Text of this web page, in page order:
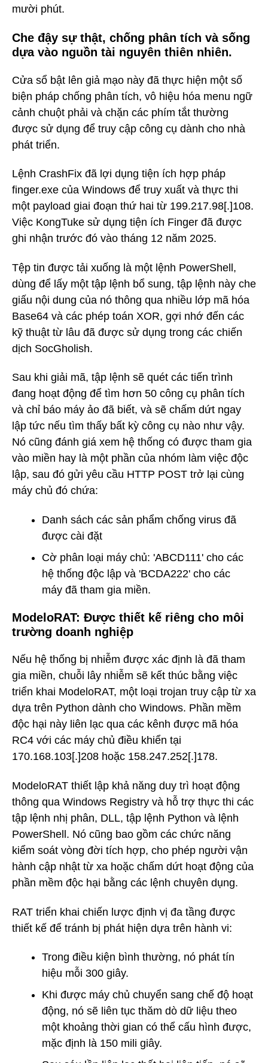
mười phút.
Che đậy sự thật, chống phân tích và sống
dựa vào nguồn tài nguyên thiên nhiên.
Cửa sổ bật lên giả mạo này đã thực hiện một số
biện pháp chống phân tích, vô hiệu hóa menu ngữ
cảnh chuột phải và chặn các phím tắt thường
được sử dụng để truy cập công cụ dành cho nhà
phát triển.
Lệnh CrashFix đã lợi dụng tiện ích hợp pháp
finger.exe của Windows để truy xuất và thực thi
một payload giai đoạn thứ hai từ 199.217.98[.]108.
Việc KongTuke sử dụng tiện ích Finger đã được
ghi nhận trước đó vào tháng 12 năm 2025.
Tệp tin được tải xuống là một lệnh PowerShell,
dùng để lấy một tập lệnh bổ sung, tập lệnh này che
giấu nội dung của nó thông qua nhiều lớp mã hóa
Base64 và các phép toán XOR, gợi nhớ đến các
kỹ thuật từ lâu đã được sử dụng trong các chiến
dịch SocGholish.
Sau khi giải mã, tập lệnh sẽ quét các tiến trình
đang hoạt động để tìm hơn 50 công cụ phân tích
và chỉ báo máy ảo đã biết, và sẽ chấm dứt ngay
lập tức nếu tìm thấy bất kỳ công cụ nào như vậy.
Nó cũng đánh giá xem hệ thống có được tham gia
vào miền hay là một phần của nhóm làm việc độc
lập, sau đó gửi yêu cầu HTTP POST trở lại cùng
máy chủ đó chứa:
Danh sách các sản phẩm chống virus đã
được cài đặt
Cờ phân loại máy chủ: 'ABCD111' cho các
hệ thống độc lập và 'BCDA222' cho các
máy đã tham gia miền.
ModeloRAT: Được thiết kế riêng cho môi
trường doanh nghiệp
Nếu hệ thống bị nhiễm được xác định là đã tham
gia miền, chuỗi lây nhiễm sẽ kết thúc bằng việc
triển khai ModeloRAT, một loại trojan truy cập từ xa
dựa trên Python dành cho Windows. Phần mềm
độc hại này liên lạc qua các kênh được mã hóa
RC4 với các máy chủ điều khiển tại
170.168.103[.]208 hoặc 158.247.252[.]178.
ModeloRAT thiết lập khả năng duy trì hoạt động
thông qua Windows Registry và hỗ trợ thực thi các
tập lệnh nhị phân, DLL, tập lệnh Python và lệnh
PowerShell. Nó cũng bao gồm các chức năng
kiểm soát vòng đời tích hợp, cho phép người vận
hành cập nhật từ xa hoặc chấm dứt hoạt động của
phần mềm độc hại bằng các lệnh chuyên dụng.
RAT triển khai chiến lược định vị đa tầng được
thiết kế để tránh bị phát hiện dựa trên hành vi:
Trong điều kiện bình thường, nó phát tín
hiệu mỗi 300 giây.
Khi được máy chủ chuyển sang chế độ hoạt
động, nó sẽ liên tục thăm dò dữ liệu theo
một khoảng thời gian có thể cấu hình được,
mặc định là 150 mili giây.